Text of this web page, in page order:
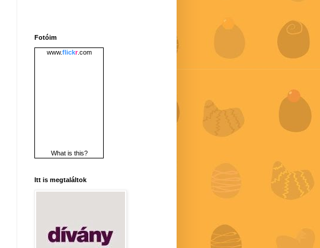
Fotóim
www.flickr.com
What is this?
Itt is megtaláltok